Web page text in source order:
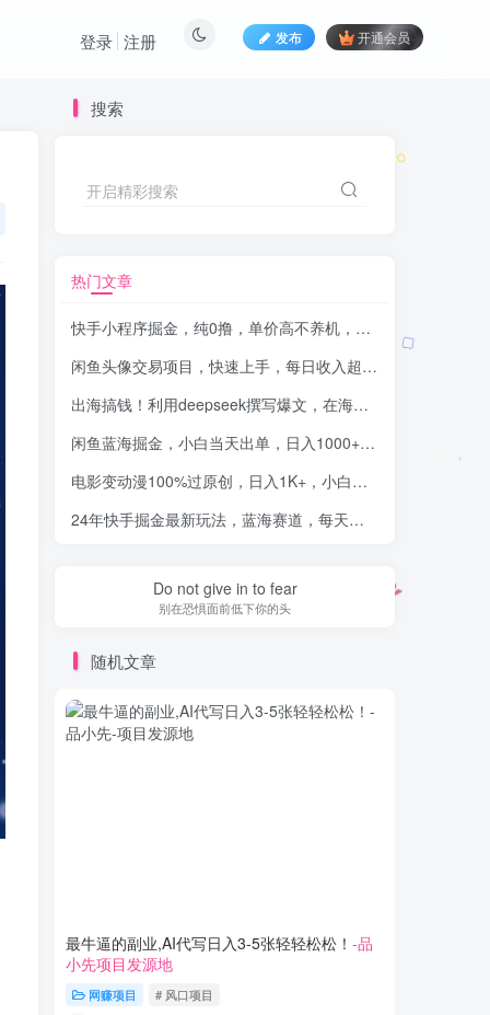
发布 开通会员
登录 注册
搜索
开启精彩搜索
热门文章
快手小程序掘金，纯0撸，单价高不养机，利用空闲时间做一做，一天好几张
闲鱼头像交易项目，快速上手，每日收入超千元，全程指导教程
出海搞钱！利用deepseek撰写爆文，在海外自媒体平台Vocal Media写文章赚美金，一篇文章60美金！
闲鱼蓝海掘金，小白当天出单，日入1000+，复购率极高，可矩阵放大操作
电影变动漫100%过原创，日入1K+，小白当天学会玩转视频号
24年快手掘金最新玩法，蓝海赛道，每天日入1000+，新风口，谁做谁赚钱
Do not give in to fear
别在恐惧面前低下你的头
随机文章
最牛逼的副业,AI代写日入3-5张轻轻松松！ -品
小先项目发源地
网赚项目 # 风口项目